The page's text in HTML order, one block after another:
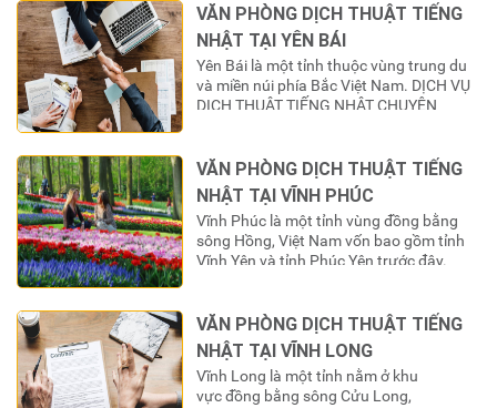
Nam. Hàng năm, hàng chục ngàn bộ hồ
sơ được nộp vào các trường đại học
danh tiếng, tạo ra…
VĂN PHÒNG DỊCH THUẬT TIẾNG
NHẬT TẠI YÊN BÁI
Yên Bái là một tỉnh thuộc vùng trung du
và miền núi phía Bắc Việt Nam. DỊCH VỤ
DỊCH THUẬT TIẾNG NHẬT CHUYÊN
thuật tiếng Nhật tại YÊN BÁI là một công
ty cung cấp phiên dịch viên/thông dịch
viên chiếm hơn 50% thị phần và…
VĂN PHÒNG DỊCH THUẬT TIẾNG
NHẬT TẠI VĨNH PHÚC
Vĩnh Phúc là một tỉnh vùng đồng bằng
sông Hồng, Việt Nam vốn bao gồm tỉnh
Vĩnh Yên và tỉnh Phúc Yên trước đây.
tên gọi là tỉnh Vĩnh Phúc Yên. Vĩnh Phúc
là tỉnh nằm trong quy hoạch vùng thủ đô
Hà Nội.’ DỊCH VỤ DỊCH THUẬT TIẾNG
NHẬT CHUYÊN…
VĂN PHÒNG DỊCH THUẬT TIẾNG
NHẬT TẠI VĨNH LONG
Vĩnh Long là một tỉnh nằm ở khu
vực đồng bằng sông Cửu Long,